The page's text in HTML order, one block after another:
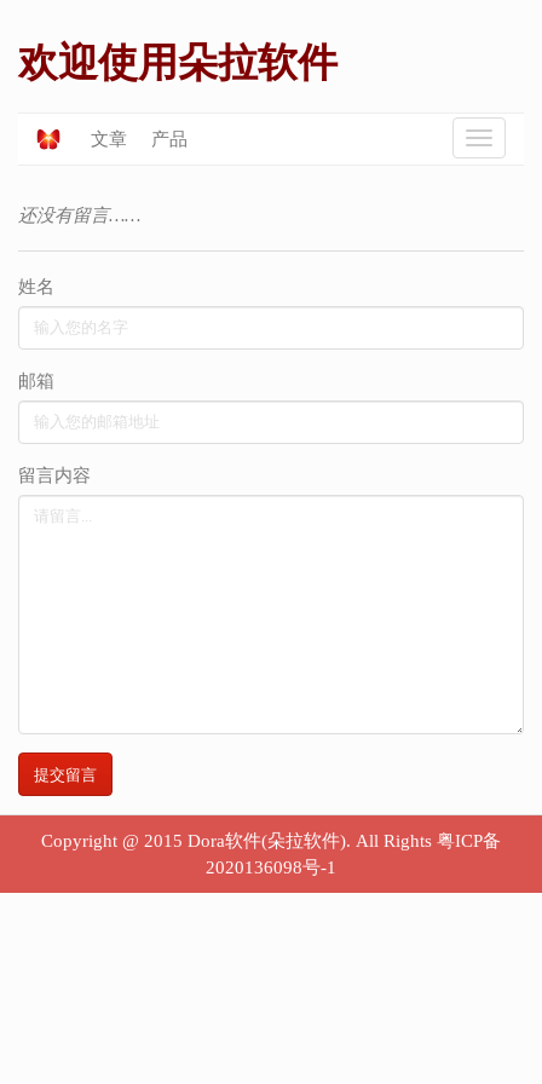
欢迎使用朵拉软件
文章 产品
还没有留言……
姓名
邮箱
留言内容
Copyright @ 2015 Dora软件(朵拉软件). All Rights 粤ICP备
2020136098号-1